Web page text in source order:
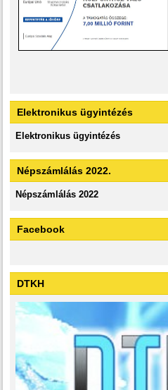
Elektronikus ügyintézés
Elektronikus ügyintézés
Népszámlálás 2022.
Népszámlálás 2022
Facebook
DTKH